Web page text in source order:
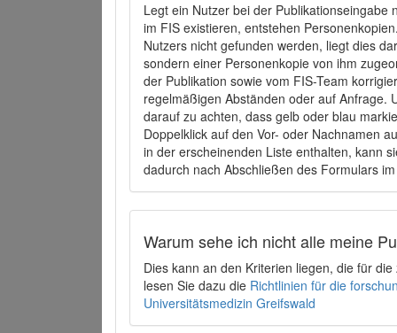
Legt ein Nutzer bei der
im FIS existieren, entstehen
Nutzers nicht gefunden werden, liegt dies
sondern einer Personenkopie von ihm
der Publikation sowie vom FIS-Team
regelmäßigen Abständen oder auf Anfrage.
darauf zu achten, dass gelb oder blau
Doppelklick auf den Vor- oder Nachnamen
in der erscheinenden Liste enthalten, kann
dadurch nach Abschließen des Formulars
Warum sehe ich nicht alle meine
Dies kann an den Kriterien liegen, die für
lesen Sie dazu die Richtlinien für die
Universitätsmedizin Greifswald